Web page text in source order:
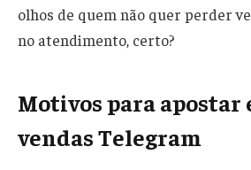
olhos de quem não quer perder
no atendimento, certo?
Motivos para apostar
vendas Telegram